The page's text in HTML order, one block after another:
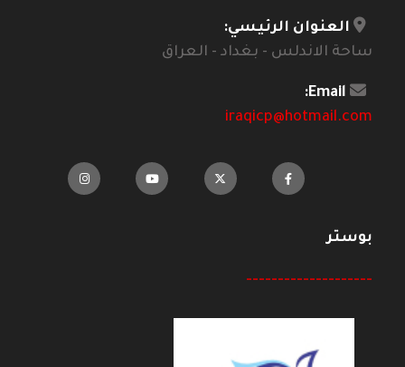
العنوان الرئيسي:
ساحة الاندلس - بغداد - العراق
Email:
iraqicp@hotmail.com
بوستر
--------------------